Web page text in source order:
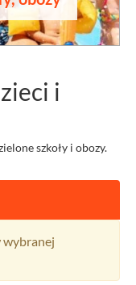
i
szkoły i obozy.
wybranej